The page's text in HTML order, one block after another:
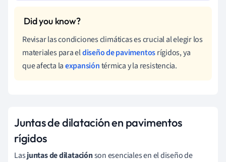
Revisar las condiciones climáticas es crucial al elegir los
materiales para eldiseño de pavimentosrígidos, ya
que afecta laexpansióntérmica y la resistencia.
Juntas de dilatación en pavimentos
rígidos
Lasjuntas de dilataciónson esenciales en el diseño de